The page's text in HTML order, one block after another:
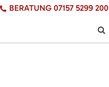
BERATUNG 07157 5299 200